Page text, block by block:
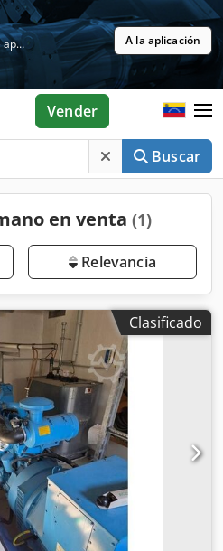
Gratis en la tienda de aplicaciones A la aplicación
Buscar
Vender
en venta (1)
Relevancia
Clasificado